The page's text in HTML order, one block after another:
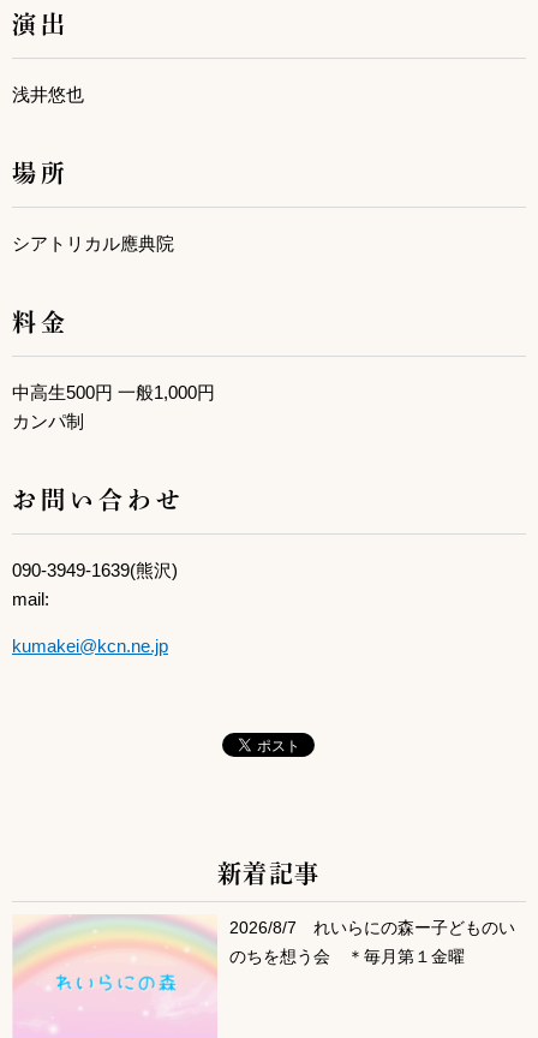
演出
浅井悠也
場所
シアトリカル應典院
料金
中高生500円 一般1,000円
カンパ制
お問い合わせ
090-3949-1639(熊沢)
mail:
kumakei@kcn.ne.jp
サブコンテンツ
新着記事
2026/8/7 れいらにの森ー子どものい
のちを想う会 ＊毎月第１金曜